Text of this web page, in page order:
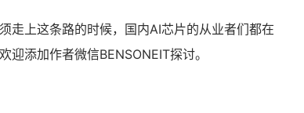
走上这条路的时候，国内AI芯片的从业者们都在
添加作者微信BENSONEIT探讨。